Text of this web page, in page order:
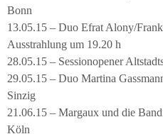
Bonn
13.05.15 – Duo Efrat Alony/
Ausstrahlung um 19.20 h
28.05.15 – Sessionopener
29.05.15 – Duo Martina
Sinzig
21.06.15 – Margaux und die
Köln